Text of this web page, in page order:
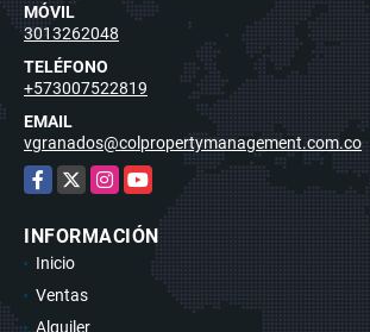
MÓVIL
3013262048
TELÉFONO
+573007522819
EMAIL
vgranados@colpropertymanagement.com.co
Facebook
X Instagram
YouTube
INFORMACIÓN
Inicio
Ventas
Alquiler